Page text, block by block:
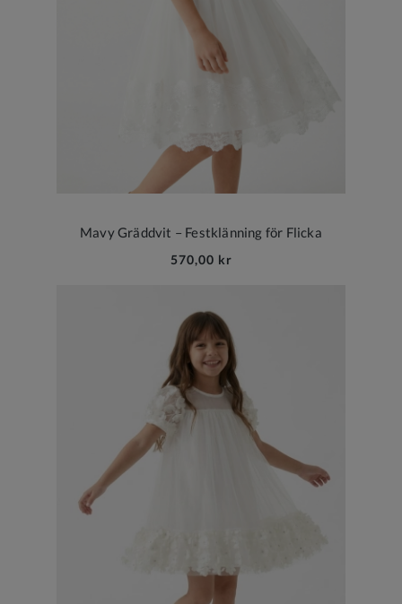
Mavy Gräddvit – Festklänning för Flicka
570,00 kr